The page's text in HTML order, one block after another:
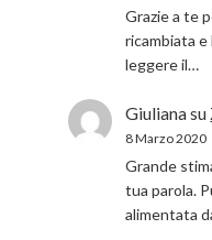
Grazie a te
ricambiata e
leggere il…
Giulianasu
8 Marzo 2020
Grande
tua parola.
alimentata